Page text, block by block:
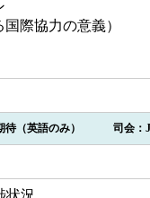
際協力の意義）
期待（英語のみ） 司会：
状況